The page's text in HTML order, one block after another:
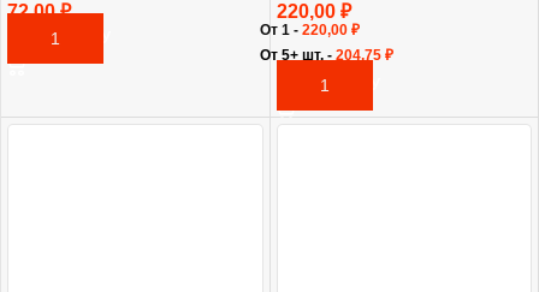
72,00₽
В КОРЗИНУ
220,00 ₽
В КОРЗИНУ
От 1 - 220,00 ₽
От 5+ шт. - 204,75 ₽